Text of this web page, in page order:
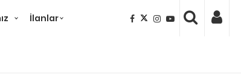
İlanlar